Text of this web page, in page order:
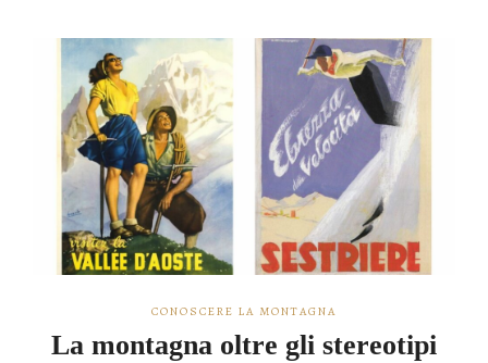
CONOSCERE LA MONTAGNA
La montagna oltre gli stereotipi